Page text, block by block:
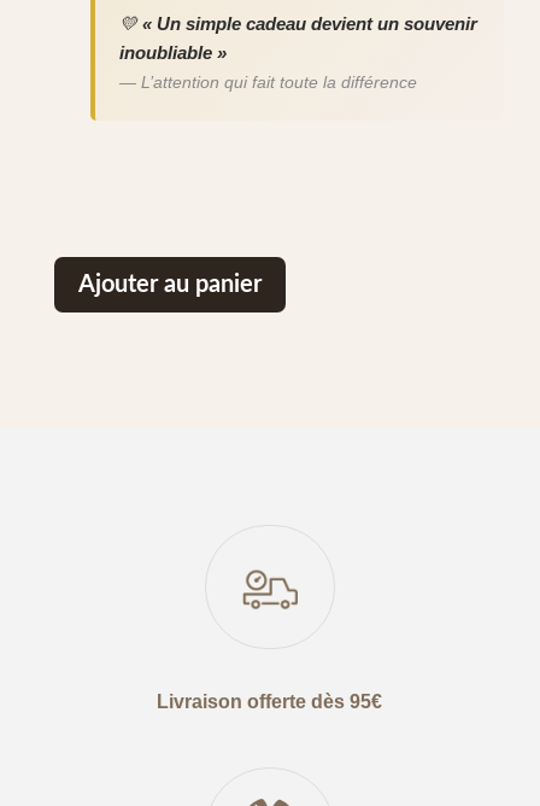
💛« Un simple cadeau devient un souvenir
inoubliable »
— L’attention qui fait toute la différence
Ajouter au panier
Livraison offerte dès 95€